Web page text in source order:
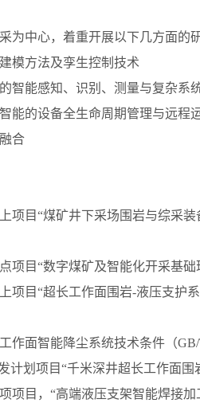
为中心，着重开展以下几方面的研
模方法及孪生控制技术
智能感知、识别、测量与复杂系
能的设备全生命周期管理与远程
合
项目“煤矿井下采场围岩与综采
项目“数字煤矿及智能化开采基础
项目“超长工作面围岩-液压支护
作面智能降尘系统技术条件（
计划项目“千米深井超长工作面
项目，“高端液压支架智能焊接加